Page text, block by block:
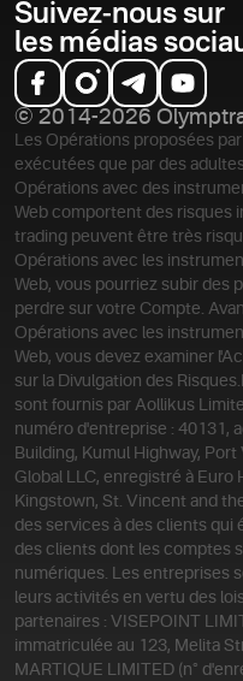
Suivez-nous sur
les médias
© 2014-2026
Les Opérations proposées
exécutées que par des
Opérations avec des
Web comportent des risques
trading peuvent être très
Opérations avec les
Web, vous pourriez subir des
perdre sur votre Compte.
Opérations avec les
Web, vous devez examiner
sur la Divulgation des Risques.
sont fournis par Aollikus
numéro d'entreprise : 40131,
Building, Kumul Highway,
Global LLC, enregistré à Euro
Kingstown, St. Vincent and
des services à des clients qui
des clients dont les comptes
numériques. Les entreprises
leurs activités en vertu des
partenaires : VISEPOINT
immatriculée au 123, Melita
MARTIQUE LIMITED (n°